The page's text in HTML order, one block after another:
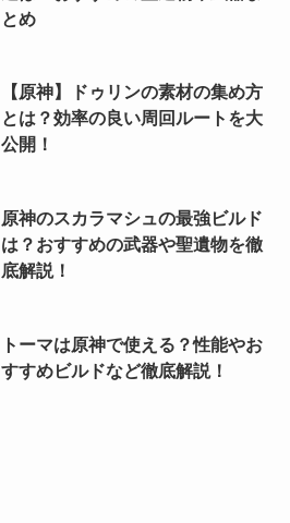
とめ
【原神】ドゥリンの素材の集め方
とは？効率の良い周回ルートを大
公開！
原神のスカラマシュの最強ビルド
は？おすすめの武器や聖遺物を徹
底解説！
トーマは原神で使える？性能やお
すすめビルドなど徹底解説！